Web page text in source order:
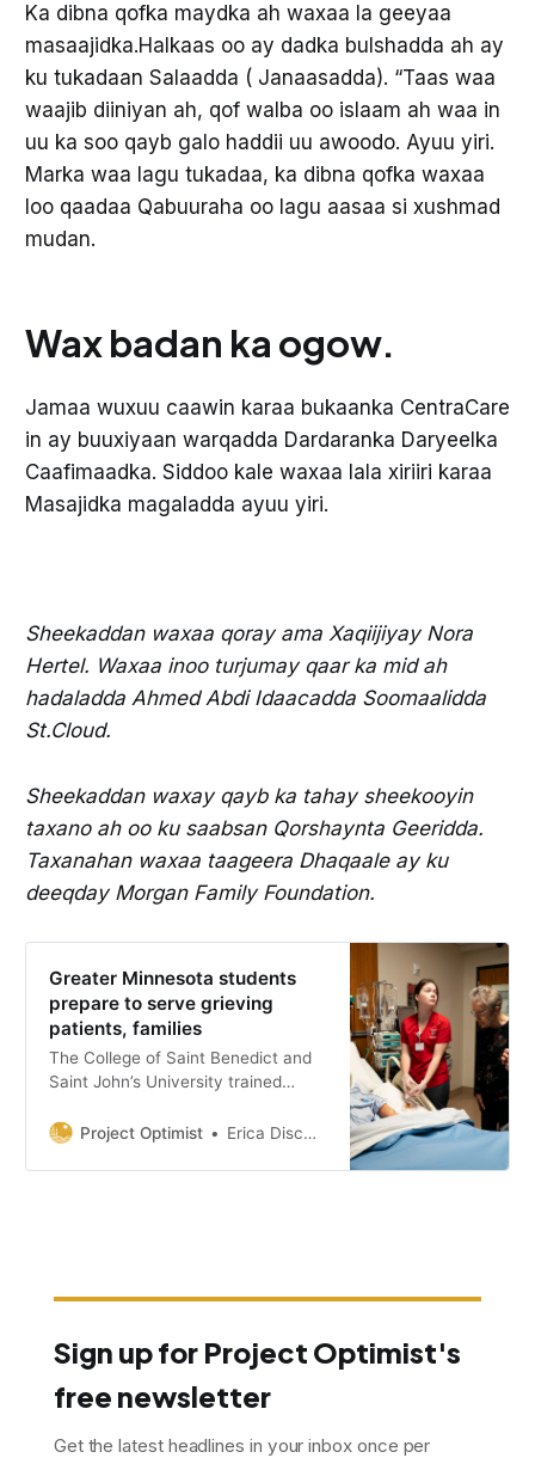
Ka dibna qofka maydka ah waxaa la geeyaa
masaajidka.Halkaas oo ay dadka bulshadda ah ay
ku tukadaan Salaadda ( Janaasadda). “Taas waa
waajib diiniyan ah, qof walba oo islaam ah waa in
uu ka soo qayb galo haddii uu awoodo. Ayuu yiri.
Marka waa lagu tukadaa, ka dibna qofka waxaa
loo qaadaa Qabuuraha oo lagu aasaa si xushmad
mudan.
Wax badan ka ogow.
Jamaa wuxuu caawin karaa bukaanka CentraCare
in ay buuxiyaan warqadda Dardaranka Daryeelka
Caafimaadka. Siddoo kale waxaa lala xiriiri karaa
Masajidka magaladda ayuu yiri.
Sheekaddan waxaa qoray ama Xaqiijiyay Nora
Hertel. Waxaa inoo turjumay qaar ka mid ah
hadaladda Ahmed Abdi Idaacadda Soomaalidda
St.Cloud.
Sheekaddan waxay qayb ka tahay sheekooyin
taxano ah oo ku saabsan Qorshaynta Geeridda.
Taxanahan waxaa taageera Dhaqaale ay ku
deeqday Morgan Family Foundation.
Greater Minnesota students
prepare to serve grieving
patients, families
The College of Saint Benedict and
Saint John’s University trained
dying patients and their families.
Project Optimist Erica Dischino
Sign up for Project Optimist's
free newsletter
Get the latest headlines in your inbox once per